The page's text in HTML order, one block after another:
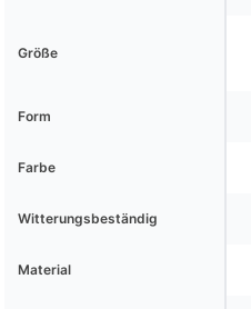
Größe
Form
Farbe
Witterungsbeständig
Material